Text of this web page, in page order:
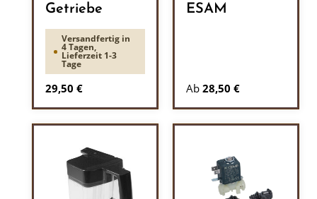
Getriebe
Versandfertig in
4 Tagen,
Lieferzeit 1-3
Tage
Regulärer Preis:
29,50 €
ESAM
Ab 28,50 €